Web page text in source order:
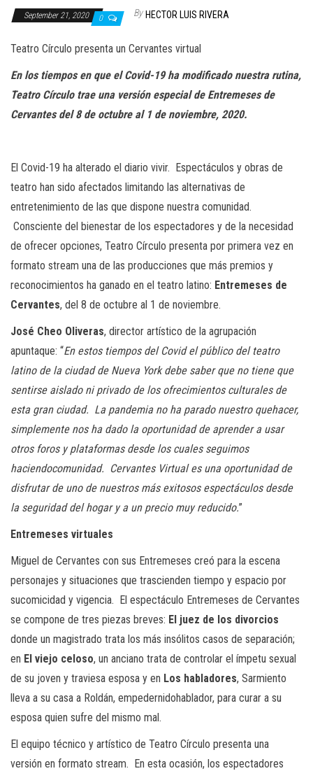
September 21, 2020 0 By HECTOR LUIS RIVERA
Teatro Círculo presenta un Cervantes virtual
En los tiemposenque el Covid-19 ha modificadonuestra rutina,
Teatro Círculo trae una versión especial de Entremeses de
Cervantesdel 8 de octubre al 1 de noviembre, 2020.
El Covid-19 ha alterado el diario vivir. Espectáculos y obras de
teatro han sido afectados limitando las alternativas de
entretenimiento de las que dispone nuestra comunidad.
Consciente del bienestar de los espectadores y de la necesidad
de ofrecer opciones, Teatro Círculo presenta por primera vez en
formato stream una de las producciones que más premios y
reconocimientos ha ganado en el teatro latino: Entremeses de
Cervantes, del 8 de octubre al 1 de noviembre.
José Cheo Oliveras, director artístico de la agrupación
apuntaque: “En estos tiempos del Covidel público del teatro
latino de la ciudad de Nueva York debe saber que no tiene que
sentirse aislado ni privado de los ofrecimientos culturales de
esta gran ciudad. La pandemia no ha parado nuestro quehacer,
simplemente nos ha dado la oportunidad de aprender a usar
otros foros y plataformas desde loscuales seguimos
haciendocomunidad. Cervantes Virtual es una oportunidad de
disfrutar de uno de nuestros más exitosos espectáculos desde
la seguridad del hogar y a un precio muy reducido.”
Entremeses virtuales
Miguel de Cervantes con sus Entremeses creó para la escena
personajes y situaciones que trascienden tiempo y espacio por
sucomicidad y vigencia. El espectáculo Entremeses de Cervantes
se compone de tres piezas breves: El juez de los divorcios
donde un magistrado trata los más insólitos casos de separación;
en El viejo celoso, un anciano trata de controlar el ímpetu sexual
de su joven y traviesa esposa y en Los habladores, Sarmiento
lleva a su casa a Roldán, empedernidohablador, para curar a su
esposa quien sufre del mismo mal.
El equipo técnico y artístico de Teatro Círculo presenta una
versión en formato stream. En esta ocasión, los espectadores